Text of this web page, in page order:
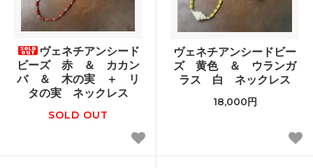
ヴェネチアンシード
ビーズ 赤 ＆ カカン
バ ＆ 木の実 ＋ リ
タの実 ネックレス
SOLD OUT
ヴェネチアンシードビー
ズ 黄色 ＆ ウランガ
ラス 白 ネックレス
18,000円